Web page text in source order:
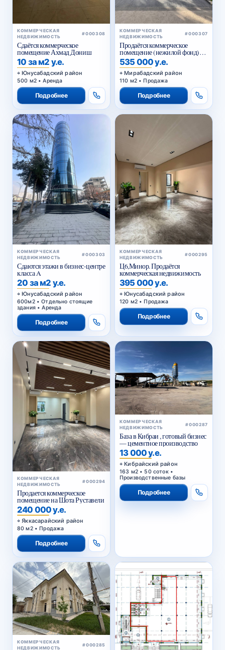
КОММЕРЧЕСКАЯ
НЕДВИЖИМОСТЬ
#000308
Сдаётся коммерческое
помещение Ахмад Дониш
10 за м2 у.е.
Юнусабадский район
500 м2 • Аренда
Подробнее
КОММЕРЧЕСКАЯ
НЕДВИЖИМОСТЬ
#000307
Продаётся коммерческое
помещение (нежилой фонд)
Чехова
535 000 у.е.
Мирабадский район
110 м2 • Продажа
Подробнее
КОММЕРЧЕСКАЯ
НЕДВИЖИМОСТЬ
#000303
Сдаются этажи в бизнес-центре
класса A
20 за м2 у.е.
Юнусабадский район
600м2 • Отдельно стоящие
здания • Аренда
Подробнее
КОММЕРЧЕСКАЯ
НЕДВИЖИМОСТЬ
#000295
Ц6,Минор. Продаётся
коммерческая недвижимость
395 000 у.е.
Юнусабадский район
120 м2 • Продажа
Подробнее
КОММЕРЧЕСКАЯ
НЕДВИЖИМОСТЬ
#000294
Продается коммерческое
помещение на Шота Руставели
240 000 у.е.
Яккасарайский район
80 м2 • Продажа
Подробнее
КОММЕРЧЕСКАЯ
НЕДВИЖИМОСТЬ
#000287
База в Кибраи , готовый бизнес
— цементное производство
13 000 у.е.
Кибрайский район
163 м2 • 50 соток •
Производственные базы
Подробнее
КОММЕРЧЕСКАЯ
НЕДВИЖИМОСТЬ
#000285